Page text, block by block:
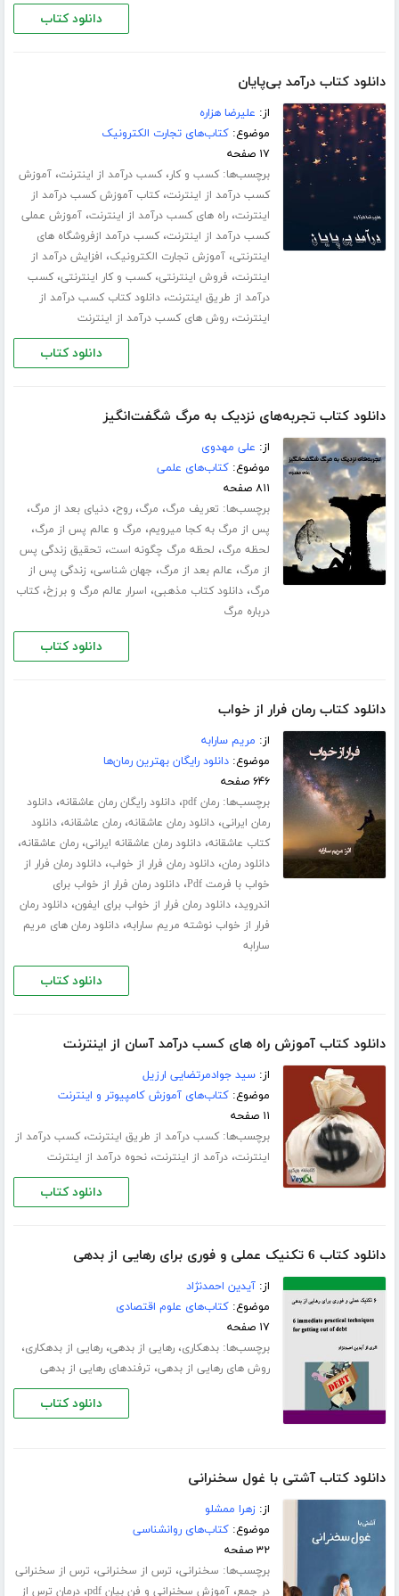
دانلود کتاب
دانلود کتاب درآمد بی‌پایان
از: علیرضا هزاره
موضوع:کتاب‌های تجارت الکترونیک
۱۷ صفحه
برچسب‌ها:کسب و کار،کسب درآمد از اینترنت،آموزش
کسب درآمد از اینترنت،کتاب آموزش کسب درآمد از
اینترنت،راه های کسب درآمد از اینترنت،آموزش عملی
کسب درآمد از اینترنت،کسب درآمد ازفروشگاه های
اینترنتی،آموزش تجارت الکترونیک، افزایش درآمد از
اینترنت، فروش اینترنتی،کسب و کار اینترنتی،کسب
درآمد از طریق اینترنت،دانلود کتاب کسب درآمد از
اینترنت،روش های کسب درآمد از اینترنت
دانلود کتاب
دانلود کتاب تجربه‌های نزدیک به مرگ شگفت‌انگیز
از: علی مهدوی
موضوع:کتاب‌های علمی
۸۱۱ صفحه
برچسب‌ها: تعریف مرگ، مرگ،روح،دنیای بعد از مرگ،
پس از مرگ به کجا میرویم، مرگ و عالم پس از مرگ،
لحظه مرگ، لحظه مرگ چگونه است، تحقیق زندگی پس
از مرگ، عالم بعد از مرگ، جهان شناسی، زندگی پس از
مرگ،دانلود کتاب مذهبی، اسرار عالم مرگ و برزخ،کتاب
درباره مرگ
دانلود کتاب
دانلود کتاب رمان فرار از خواب
از: مریم سارابه
موضوع:دانلود رایگان بهترین رمان‌ها
۶۴۶ صفحه
برچسب‌ها:رمان pdf ،دانلود رایگان رمان عاشقانه،دانلود
رمان ایرانی،دانلود رمان عاشقانه،رمان عاشقانه،دانلود
کتاب عاشقانه،دانلود رمان عاشقانه ایرانی،رمان عاشقانه،
دانلود رمان،دانلود رمان فرار از خواب،دانلود رمان فرار از
خواب با فرمت Pdf
،دانلود رمان فرار از خواب برای
اندروید،دانلود رمان فرار از خواب برای ایفون،دانلود رمان
فرار از خواب نوشته مریم سارابه،دانلود رمان های مریم
سارابه
دانلود کتاب
دانلود کتاب آموزش راه های کسب درآمد آسان از اینترنت
از:سید جوادمرتضایی ارزیل
موضوع:کتاب‌های آموزش کامپیوتر و اینترنت
۱۱ صفحه
برچسب‌ها:کسب درآمد از طریق اینترنت،کسب درآمد از
اینترنت،درآمد از اینترنت،نحوه درآمد از اینترنت
دانلود کتاب
دانلود کتاب 6 تکنیک عملی و فوری برای رهایی از بدهی
از:آیدین احمدنژاد
موضوع:کتاب‌های علوم اقتصادی
۱۷ صفحه
برچسب‌ها:بدهکاری،رهایی از بدهی،رهایی از بدهکاری،
روش های رهایی از بدهی، ترفندهای رهایی از بدهی
دانلود کتاب
دانلود کتاب آشتی با غول سخنرانی
از:زهرا ممشلو
موضوع:کتاب‌های روانشناسی
۳۲ صفحه
برچسب‌ها: سخنرانی، ترس از سخنرانی، ترس از سخنرانی
در جمع،آموزش سخنرانی و فن بیان pdf ،درمان ترس از